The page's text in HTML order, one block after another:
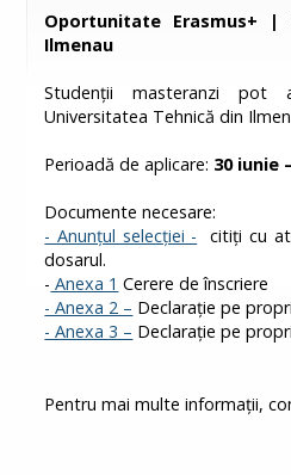
Oportunitate Erasmus+ |
Ilmenau
Studenții masteranzi
Universitatea Tehnică din
Perioadă de aplicare: 30 iunie
Documente necesare:
- Anunțul selecției - citiți cu
dosarul.
- Anexa 1 Cerere de înscriere
- Anexa 2 – Declarație pe
- Anexa 3 – Declarație pe
Pentru mai multe informații,